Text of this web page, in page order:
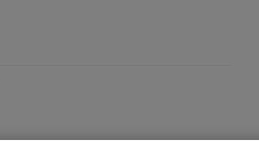
zdravotníckej pomôcky in vitro
informácie o výrobku a ak je